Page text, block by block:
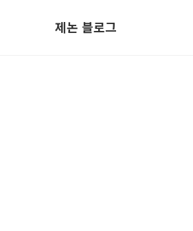
제논 블로그